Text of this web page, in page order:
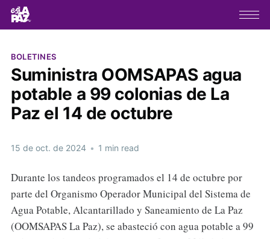
BOLETINES
Suministra OOMSAPAS agua
potable a 99 colonias de La
Paz el 14 de octubre
15 de oct. de 2024 • 1 min read
Durante los tandeos programados el 14 de octubre por
parte del Organismo Operador Municipal del Sistema de
Agua Potable, Alcantarillado y Saneamiento de La Paz
(OOMSAPAS La Paz), se abasteció con agua potable a 99